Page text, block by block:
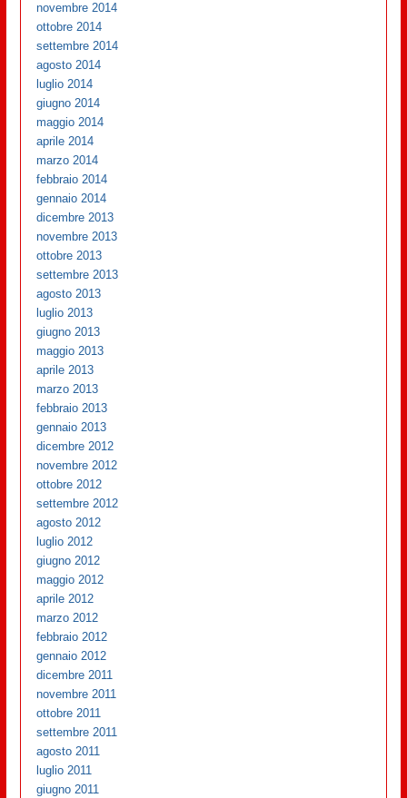
novembre 2014
ottobre 2014
settembre 2014
agosto 2014
luglio 2014
giugno 2014
maggio 2014
aprile 2014
marzo 2014
febbraio 2014
gennaio 2014
dicembre 2013
novembre 2013
ottobre 2013
settembre 2013
agosto 2013
luglio 2013
giugno 2013
maggio 2013
aprile 2013
marzo 2013
febbraio 2013
gennaio 2013
dicembre 2012
novembre 2012
ottobre 2012
settembre 2012
agosto 2012
luglio 2012
giugno 2012
maggio 2012
aprile 2012
marzo 2012
febbraio 2012
gennaio 2012
dicembre 2011
novembre 2011
ottobre 2011
settembre 2011
agosto 2011
luglio 2011
giugno 2011